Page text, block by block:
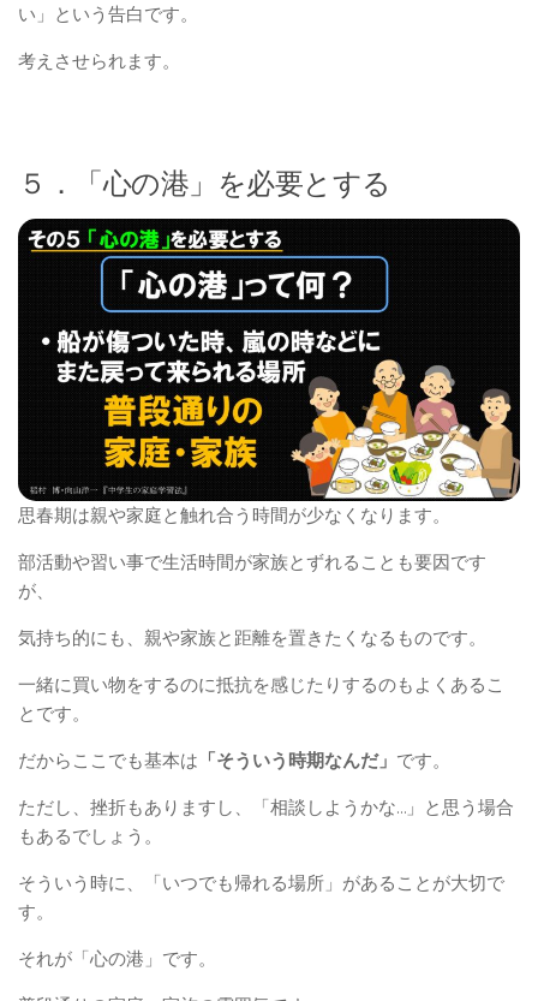
い」という告白です。
考えさせられます。
５．「心の港」を必要とする
思春期は親や家庭と触れ合う時間が少なくなります。
部活動や習い事で生活時間が家族とずれることも要因です
が、
気持ち的にも、親や家族と距離を置きたくなるものです。
一緒に買い物をするのに抵抗を感じたりするのもよくあるこ
とです。
だからここでも基本は 「そういう時期なんだ」 です。
ただし、挫折もありますし、「相談しようかな…」と思う場合
もあるでしょう。
そういう時に、「いつでも帰れる場所」があることが大切で
す。
それが「心の港」です。